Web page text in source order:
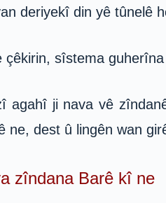
deriyekî din yê
çêkirin, sîstema
agahî ji nava vê
ne, dest û lingên wan
zîndana Barê kî ne